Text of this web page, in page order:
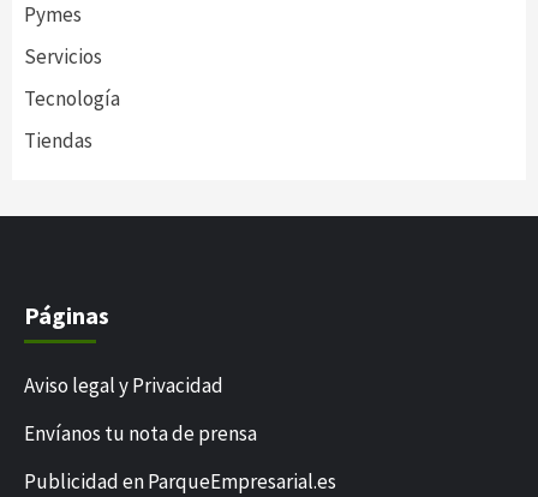
Pymes
Servicios
Tecnología
Tiendas
Páginas
Aviso legal y Privacidad
Envíanos tu nota de prensa
Publicidad en ParqueEmpresarial.es